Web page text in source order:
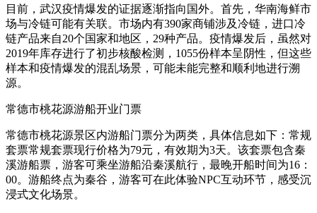
目前，武汉疫情爆发的证据逐渐指向国外。首先，华南海鲜市
场与冷链可能有关联。市场内有390家商铺涉及冷链，进口冷
链产品来自20个国家和地区，29种产品。疫情爆发后，虽然对
2019年库存进行了初步核酸检测，1055份样本呈阴性，但这些
样本和疫情爆发的混乱场景，可能未能完整和顺利地进行溯
源。
常德市桃花源游船开业门票
常德市桃花源景区内游船门票分为两类，具体信息如下：常规
套票常规套票现行价格为79元，有效期为3天。该套票包含秦
溪游船票，游客可乘坐游船沿秦溪航行，最晚开船时间为16：
00。游船终点为秦谷，游客可在此体验NPC互动环节，感受沉
浸式文化场景。